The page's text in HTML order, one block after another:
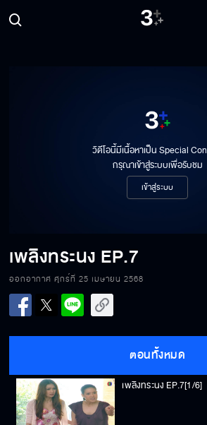
วิดีโอนี้มีเนื้อหาเป็น Special
กรุณาเข้าสู่ระบบเพื่อรับชม
เข้าสู่ระบบ
เพลิงทระนง EP.7
ออกอากาศ ศุกร์ที่ 25 เมษายน 2568
ตอนทั้งหมด
เพลิงทระนง EP.7[1/6]